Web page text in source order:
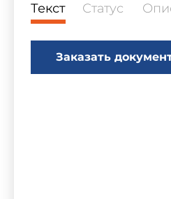
Текст Статус
Заказать